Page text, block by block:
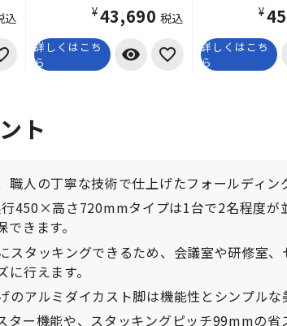
込 ¥43,690 税込
詳しくはこち
ら
visibility
詳しくはこち
ら
ト
職人の丁寧な技術で仕上げたフォールディン
450×高さ720mmタイプは1台で2名程度が
きます。
スタッキングできるため、会議室や研修室
行えます。
のアルミダイカスト脚は機能性とシンプルな
ター機能や、スタッキングピッチ99mmの